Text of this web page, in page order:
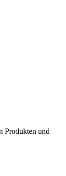
Produkten und